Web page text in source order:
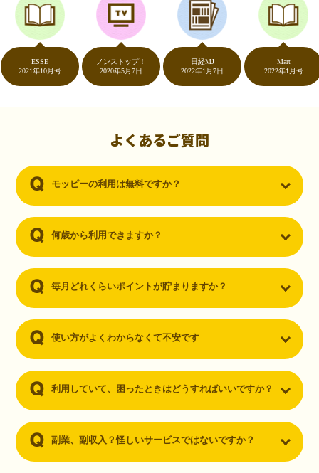
い物をすることが多いのですが、モッピーを経由するだけでショップ
のポイントとモッピーのポイントが二重で貯まることを知り、ビック
リ…！いつものネットショッピングをモッピーを経由するだけでポイ
ントが貯まるなんて…もっと早く教えてほしかった～！貯まったポイ
ントはギフト券に交換して、プチ贅沢を楽しんでます♪
（30代・男性）
ーを知りました。クレジットカードを発行するだけでポイントが貯ま
るならと無料登録して、クレジットカードの発行やアプリダウンロー
2021年10月号
ノンストップ！
2020年5月7日
日経MJ
2022年1月7日
2022年1月号
よくあるご質問
モッピーの利用は無料ですか？
何歳から利用できますか？
毎月どれくらいポイントが貯まりますか？
使い方がよくわからなくて不安です
利用していて、困ったときはどうすればいいですか？
副業、副収入？怪しいサービスではないですか？